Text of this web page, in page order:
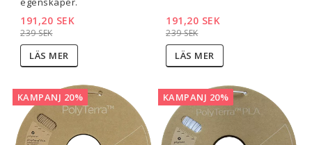
239 SEK
191,20 SEK
LÄS MER
239 SEK
191,20 SEK
LÄS MER
KAMPANJ 20% KAMPANJ 20%